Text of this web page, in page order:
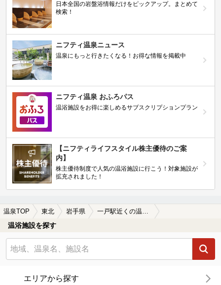
日本全国の岩盤浴情報だけをピックアップ。まとめて
検索！
ニフティ温泉ニュース
温泉にもっと行きたくなる！お得な情報を掲載中
ニフティ温泉 おふろパス
温浴施設をお得に楽しめるサブスクリプションプラン
【ニフティライフスタイル株主優待のご案
内】
株主優待制度で人気の温浴施設に行こう！対象施設が
拡充されました！
温泉TOP 東北 岩手県 一戸駅近くの温泉、日帰り温泉、スーパー銭湯おすすめ
温浴施設を探す
エリアから探す